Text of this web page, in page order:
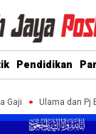
Pendidikan
Gaji Ulama dan Pj